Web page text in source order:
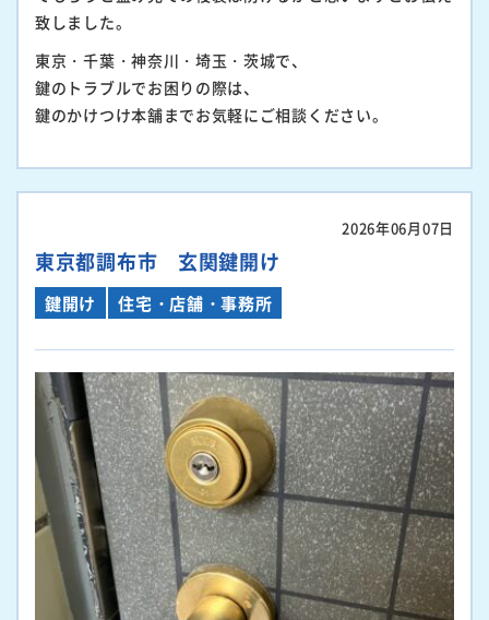
致しました。
東京・千葉・神奈川・埼玉・茨城で、
鍵のトラブルでお困りの際は、
鍵のかけつけ本舗までお気軽にご相談ください。
2026年06月07日
東京都調布市 玄関鍵開け
鍵開け 住宅・店舗・事務所